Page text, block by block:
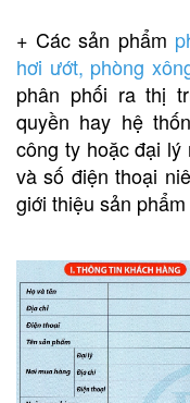
+ Các sản phẩm
hơi ướt, phòng
phân phối ra thị
quyền hay hệ
công ty hoặc đại
và số điện thoại
giới thiệu sản